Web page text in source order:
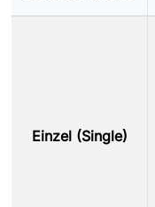
Einzel (Single)